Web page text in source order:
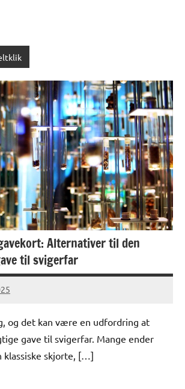
Alternativer til den
til svigerfar
og det kan være en udfordring at
gave til svigerfar. Mange ender
klassiske skjorte, […]